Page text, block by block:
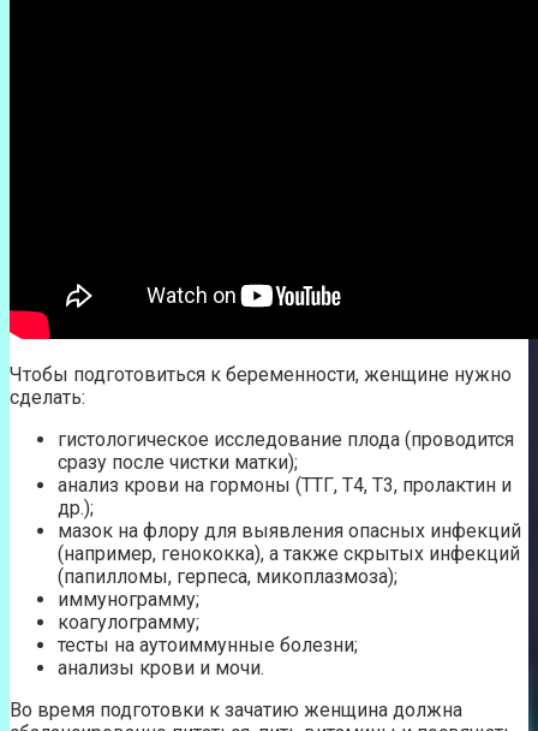
Чтобы подготовиться к беременности, женщине нужно
сделать:
гистологическое исследование плода (проводится
сразу после чистки матки);
анализ крови на гормоны (ТТГ, Т4, Т3, пролактин и
др.);
мазок на флору для выявления опасных инфекций
(например, генококка), а также скрытых инфекций
(папилломы, герпеса, микоплазмоза);
иммунограмму;
коагулограмму;
тесты на аутоиммунные болезни;
анализы крови и мочи.
Во время подготовки к зачатию женщина должна